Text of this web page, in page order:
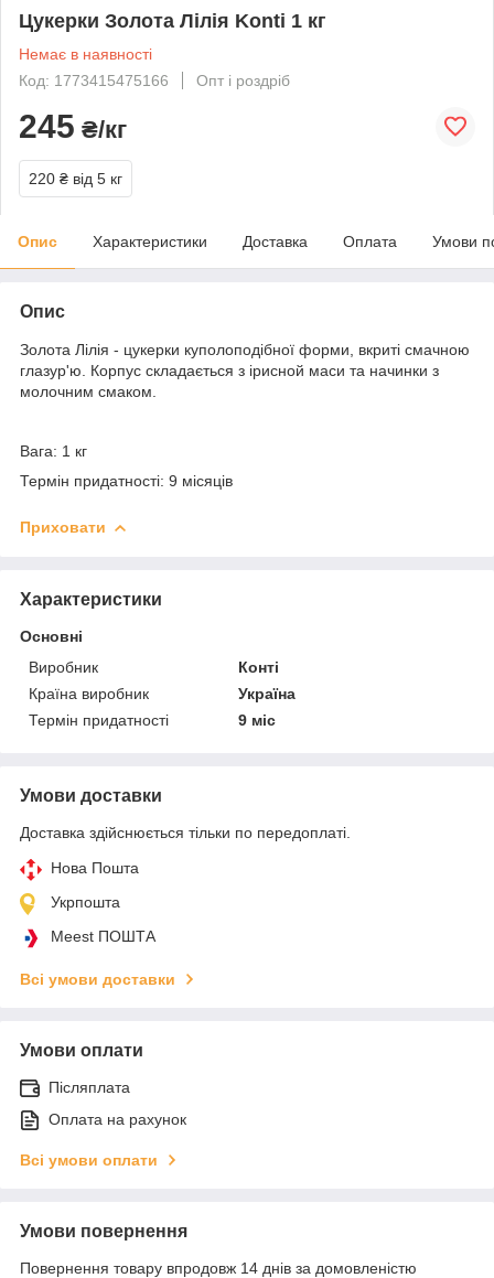
Цукерки Золота Лілія Konti 1 кг
Немає в наявності
Код: 1773415475166
Опт і роздріб
245 ₴/кг
220 ₴ від 5 кг
Опис Характеристики Доставка Оплата Умови
Опис
Золота Лілія - цукерки куполоподібної форми, вкриті смачною
глазур'ю. Корпус складається з ірисной маси та начинки з
молочним смаком.
Вага: 1 кг
Термін придатності: 9 місяців
Приховати
Характеристики
Основні
Виробник
Конті
Країна виробник
Україна
Термін придатності
9 міс
Умови доставки
Доставка здійснюється тільки по передоплаті.
Нова Пошта
Укрпошта
Meest ПОШТА
Всі умови доставки
Умови оплати
Післяплата
Оплата на рахунок
Всі умови оплати
Умови повернення
Повернення товару впродовж 14 днів за домовленістю